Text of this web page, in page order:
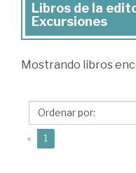
Libros
de
la
Editorial
Excursiones
Libros de la
Excursiones
Mostrando libros
« 1